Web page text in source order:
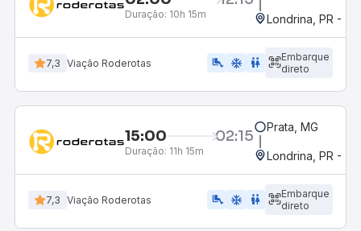
Duração: 10h 15m Londrina, PR -
7,3 Viação Roderotas airline_seat_legroom_extra ac_unit WC
Embarque
direto
15:00 02:15
Duração: 11h 15m
Prata, MG
Londrina, PR -
7,3 Viação Roderotas airline_seat_legroom_extra ac_unit WC
Embarque
direto